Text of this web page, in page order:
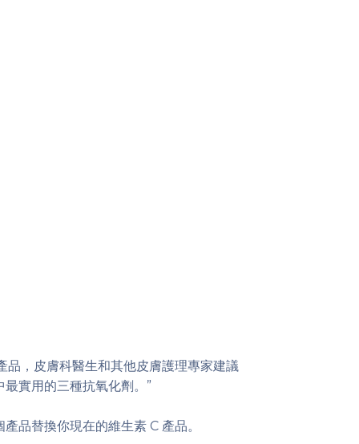
，皮膚科醫生和其他皮膚護理專家建議
實用的三種抗氧化劑。”
品替換你現在的維生素 C 產品。